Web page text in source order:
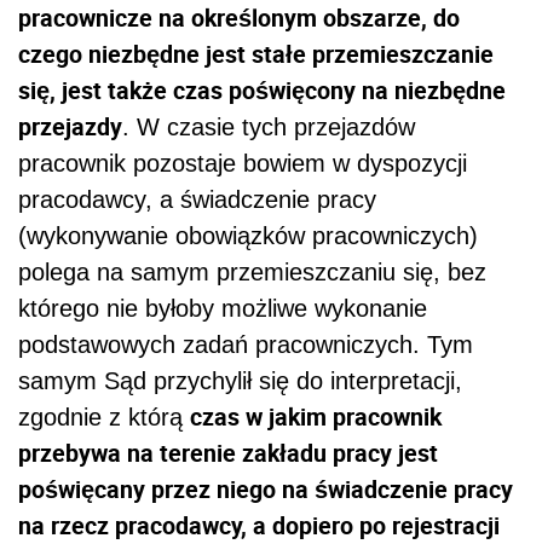
pracownicze na określonym obszarze, do
czego niezbędne jest stałe przemieszczanie
się, jest także czas poświęcony na niezbędne
przejazdy. W czasie tych przejazdów
pracownik pozostaje bowiem w dyspozycji
pracodawcy, a świadczenie pracy
(wykonywanie obowiązków pracowniczych)
polega na samym przemieszczaniu się, bez
którego nie byłoby możliwe wykonanie
podstawowych zadań pracowniczych. Tym
samym Sąd przychylił się do interpretacji,
zgodnie z którą czas w jakim pracownik
przebywa na terenie zakładu pracy jest
poświęcany przez niego na świadczenie pracy
na rzecz pracodawcy, a dopiero po rejestracji